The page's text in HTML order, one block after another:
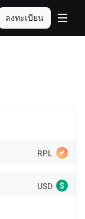
ลงทะเบียน
RPL
USD $